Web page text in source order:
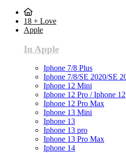
18 + Love
Apple
In Apple
Iphone 7/8 Plus
Iphone 7/8/SE 2020/SE
Iphone 12 Mini
Iphone 12 Pro / Iphone 12
Iphone 12 Pro Max
Iphone 13 Mini
Iphone 13
Iphone 13 pro
Iphone 13 Pro Max
Iphone 14